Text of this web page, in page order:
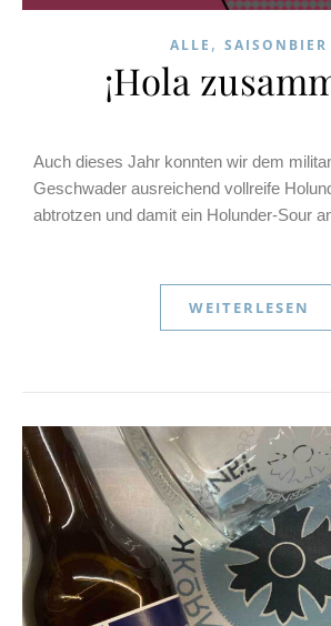
ALLE , SAISONBIER
¡Hola
Auch dieses Jahr konnten wir dem
Geschwader ausreichend vollreife
abtrotzen und damit ein Holunder-Sour
WEITERLESEN